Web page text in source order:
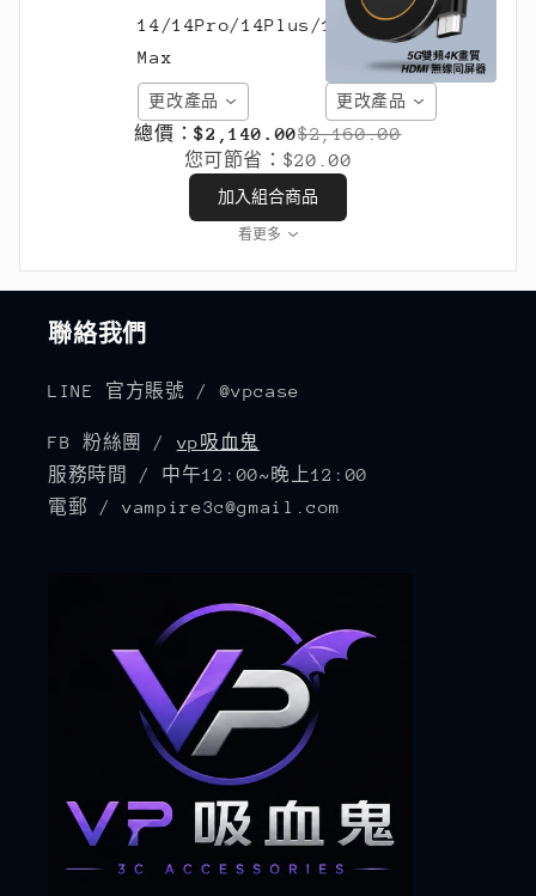
更改產品 更改產品
總價：$2,140.00$2,160.00
您可節省： $20.00
加入組合商品
看更多
聯絡我們
LINE 官方賬號 / @vpcase
FB 粉絲團 / vp吸血鬼
服務時間 / 中午12:00~晚上12:00
電郵 / vampire3c@gmail.com